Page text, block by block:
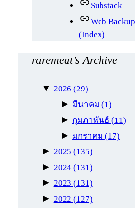
Substack
Web Backup
(Index)
raremeat’s Archive
▼ 2026 (29)
► มีนาคม (1)
► กุมภาพันธ์ (11)
► มกราคม (17)
► 2025 (135)
► 2024 (131)
► 2023 (131)
► 2022 (127)